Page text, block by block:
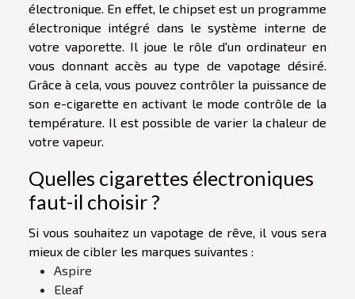
électronique. En effet, le chipset est un programme
électronique intégré dans le système interne de
votre vaporette. Il joue le rôle d'un ordinateur en
vous donnant accès au type de vapotage désiré.
Grâce à cela, vous pouvez contrôler la puissance de
son e-cigarette en activant le mode contrôle de la
température. Il est possible de varier la chaleur de
votre vapeur.
Quelles cigarettes électroniques
faut-il choisir ?
Si vous souhaitez un vapotage de rêve, il vous sera
mieux de cibler les marques suivantes :
Aspire
Eleaf